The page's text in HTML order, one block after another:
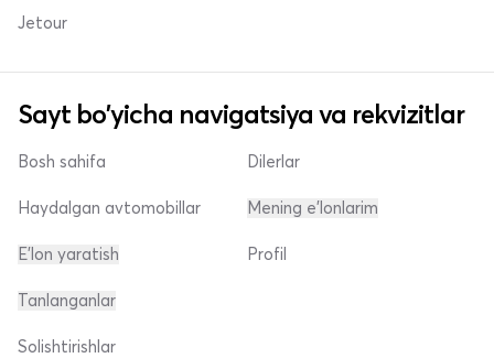
Jetour
Sayt bo'yicha navigatsiya va rekvizitlar
Bosh sahifa
Haydalgan avtomobillar
E'lon yaratish
Dilerlar
Mening e'lonlarim
Profil
Tanlanganlar
Solishtirishlar